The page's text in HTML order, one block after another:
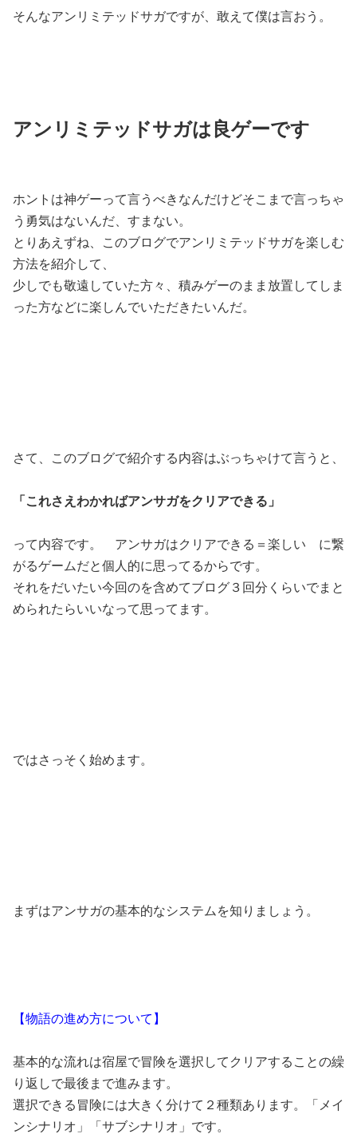
そんなアンリミテッドサガですが、敢えて僕は言おう。
アンリミテッドサガは良ゲーです
ホントは神ゲーって言うべきなんだけどそこまで言っちゃ
う勇気はないんだ、すまない。
とりあえずね、このブログでアンリミテッドサガを楽しむ
方法を紹介して、
少しでも敬遠していた方々、積みゲーのまま放置してしま
った方などに楽しんでいただきたいんだ。
さて、このブログで紹介する内容はぶっちゃけて言うと、
「これさえわかればアンサガをクリアできる」
って内容です。 アンサガはクリアできる＝楽しい に繋
がるゲームだと個人的に思ってるからです。
それをだいたい今回のを含めてブログ３回分くらいでまと
められたらいいなって思ってます。
ではさっそく始めます。
まずはアンサガの基本的なシステムを知りましょう。
【物語の進め方について】
基本的な流れは宿屋で冒険を選択してクリアすることの繰
り返しで最後まで進みます。
選択できる冒険には大きく分けて２種類あります。「メイ
ンシナリオ」「サブシナリオ」です。